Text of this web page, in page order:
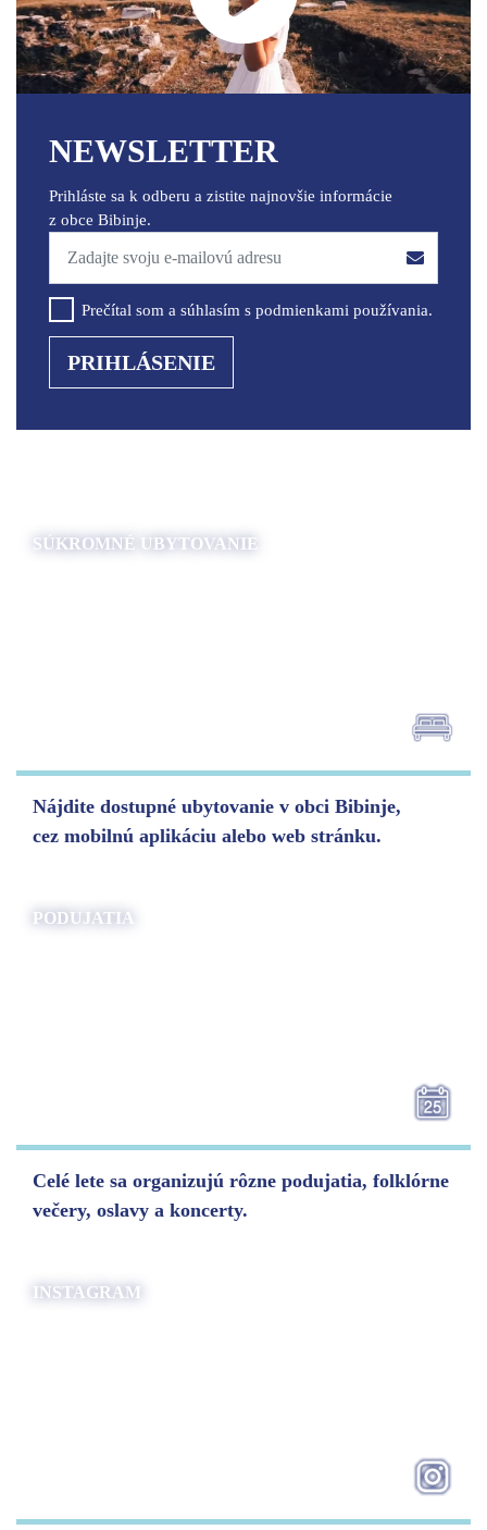
NEWSLETTER
Prihláste sa k odberu a zistite najnovšie informácie
z obce Bibinje.
Prečítal som a súhlasím s podmienkami používania.
PRIHLÁSENIE
SÚKROMNÉ UBYTOVANIE
Nájdite dostupné ubytovanie v obci Bibinje,
cez mobilnú aplikáciu alebo web stránku.
PODUJATIA
Celé lete sa organizujú rôzne podujatia, folklórne
večery, oslavy a koncerty.
INSTAGRAM